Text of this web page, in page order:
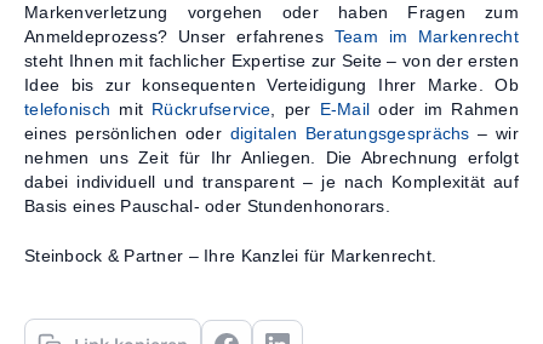
Markenverletzung vorgehen oder haben Fragen zum
Anmeldeprozess? Unser erfahrenes Team im Markenrecht
steht Ihnen mit fachlicher Expertise zur Seite – von der ersten
Idee bis zur konsequenten Verteidigung Ihrer Marke. Ob
telefonisch mit Rückrufservice , per E-Mail oder im Rahmen
eines persönlichen oder digitalen Beratungsgesprächs – wir
nehmen uns Zeit für Ihr Anliegen. Die Abrechnung erfolgt
dabei individuell und transparent – je nach Komplexität auf
Basis eines Pauschal- oder Stundenhonorars.
Steinbock & Partner – Ihre Kanzlei für Markenrecht.